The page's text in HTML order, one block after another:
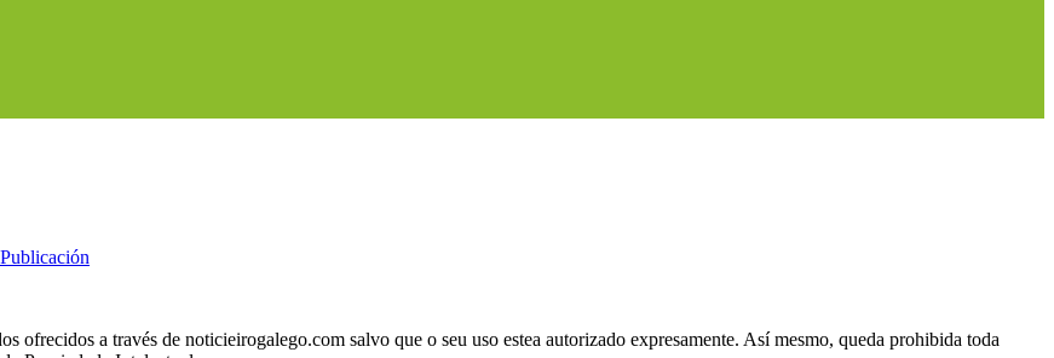
ofrecidos a través de noticieirogalego.com salvo que o seu uso estea autorizado expresamente. Así mesmo, queda prohibida toda